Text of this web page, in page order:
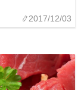
2017/12/03